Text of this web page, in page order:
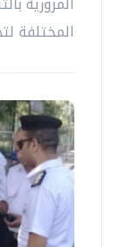
المختلفة